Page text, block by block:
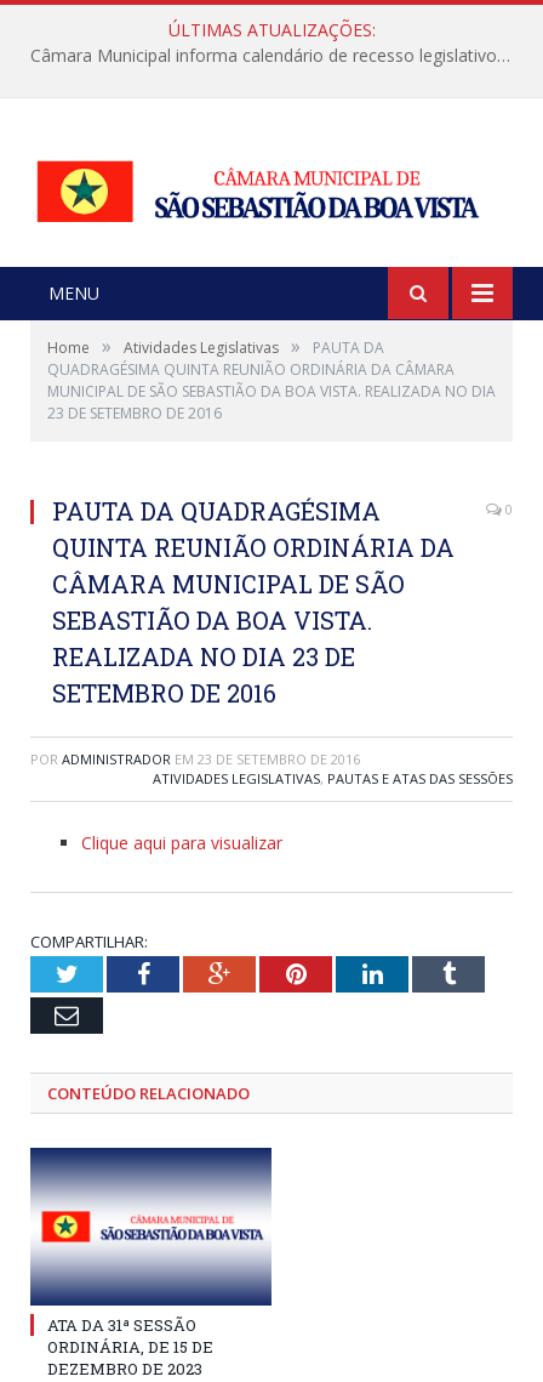
ÚLTIMAS ATUALIZAÇÕES:
Câmara Municipal informa calendário de recesso legislativo de julho
MENU
Home » Atividades Legislativas »
PAUTA DA
QUADRAGÉSIMA QUINTA REUNIÃO ORDINÁRIA DA CÂMARA
MUNICIPAL DE SÃO SEBASTIÃO DA BOA VISTA. REALIZADA NO DIA
23 DE SETEMBRO DE 2016
PAUTA DA QUADRAGÉSIMA
QUINTA REUNIÃO ORDINÁRIA DA
CÂMARA MUNICIPAL DE SÃO
SEBASTIÃO DA BOA VISTA.
REALIZADA NO DIA 23 DE
SETEMBRO DE 2016
0
POR ADMINISTRADOR EM 23 DE SETEMBRO DE 2016
ATIVIDADES LEGISLATIVAS, PAUTAS E ATAS DAS SESSÕES
Clique aqui para visualizar
COMPARTILHAR:
TwitterFacebookGoogle+PinterestLinkedInTumblr
Email
CONTEÚDO RELACIONADO
ATA DA 31ª SESSÃO
ORDINÁRIA, DE 15 DE
DEZEMBRO DE 2023